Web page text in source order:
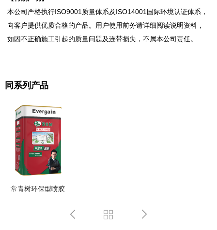
本公司严格执行ISO9001质量体系及ISO14001国际环境认证体系，
向客户提供优质合格的产品。用户使用前务请详细阅读说明资料，
如因不正确施工引起的质量问题及连带损失，不属本公司责任。
同系列产品
常青树环保型喷胶